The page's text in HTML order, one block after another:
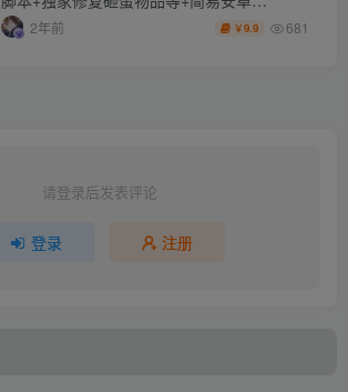
APP+Linux手工服务端+运营后台+全套表+前
后端转换工具+详细搭建教程+视频教程
2年前 ￥9.9 681
请登录后发表评论
登录 注册